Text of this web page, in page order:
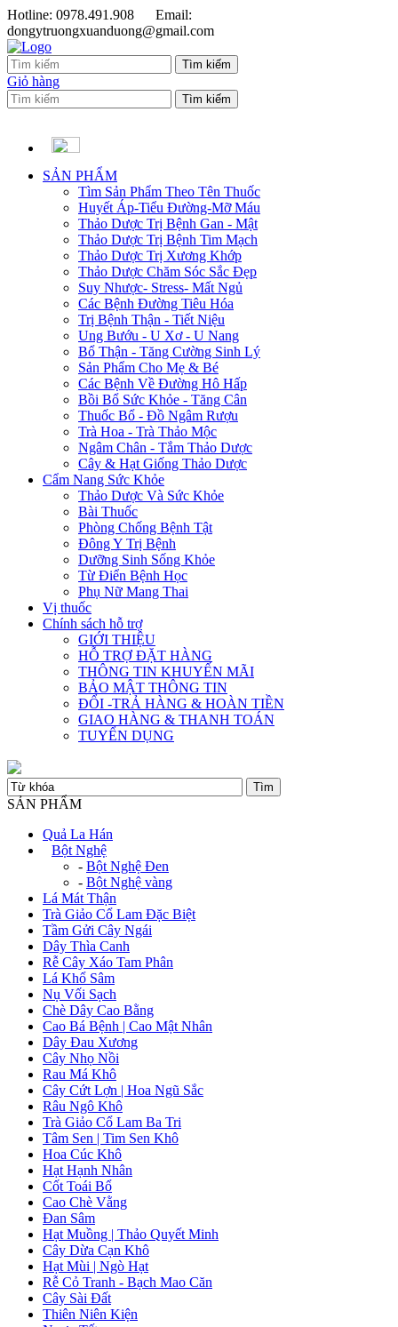
Hotline: 0978.491.908
Email:
dongytruongxuanduong@gmail.com
Giỏ hàng
SẢN PHẨM
Tìm Sản Phẩm Theo Tên Thuốc
Huyết Áp-Tiểu Đường-Mỡ Máu
Thảo Dược Trị Bệnh Gan - Mật
Thảo Dược Trị Bệnh Tim Mạch
Thảo Dược Trị Xương Khớp
Thảo Dược Chăm Sóc Sắc Đẹp
Suy Nhược- Stress- Mất Ngủ
Các Bệnh Đường Tiêu Hóa
Trị Bệnh Thận - Tiết Niệu
Ung Bướu - U Xơ - U Nang
Bổ Thận - Tăng Cường Sinh Lý
Sản Phẩm Cho Mẹ & Bé
Các Bệnh Về Đường Hô Hấp
Bồi Bổ Sức Khỏe - Tăng Cân
Thuốc Bổ - Đồ Ngâm Rượu
Trà Hoa - Trà Thảo Mộc
Ngâm Chân - Tắm Thảo Dược
Cây & Hạt Giống Thảo Dược
Cẩm Nang Sức Khỏe
Thảo Dược Và Sức Khỏe
Bài Thuốc
Phòng Chống Bệnh Tật
Đông Y Trị Bệnh
Dưỡng Sinh Sống Khỏe
Từ Điển Bệnh Học
Phụ Nữ Mang Thai
Vị thuốc
Chính sách hỗ trợ
GIỚI THIỆU
HỖ TRỢ ĐẶT HÀNG
THÔNG TIN KHUYẾN MÃI
BẢO MẬT THÔNG TIN
ĐỔI -TRẢ HÀNG & HOÀN TIỀN
GIAO HÀNG & THANH TOÁN
TUYỂN DỤNG
SẢN PHẨM
Quả La Hán
Bột Nghệ
- Bột Nghệ Đen
- Bột Nghệ vàng
Lá Mát Thận
Trà Giảo Cổ Lam Đặc Biệt
Tầm Gửi Cây Ngái
Dây Thìa Canh
Rễ Cây Xáo Tam Phân
Lá Khổ Sâm
Nụ Vối Sạch
Chè Dây Cao Bằng
Cao Bá Bệnh | Cao Mật Nhân
Dây Đau Xương
Cây Nhọ Nồi
Rau Má Khô
Cây Cứt Lợn | Hoa Ngũ Sắc
Râu Ngô Khô
Trà Giảo Cổ Lam Ba Tri
Tâm Sen | Tim Sen Khô
Hoa Cúc Khô
Hạt Hạnh Nhân
Cốt Toái Bổ
Cao Chè Vằng
Đan Sâm
Hạt Muồng | Thảo Quyết Minh
Cây Dừa Cạn Khô
Hạt Mùi | Ngò Hạt
Rễ Cỏ Tranh - Bạch Mao Căn
Cây Sài Đất
Thiên Niên Kiện